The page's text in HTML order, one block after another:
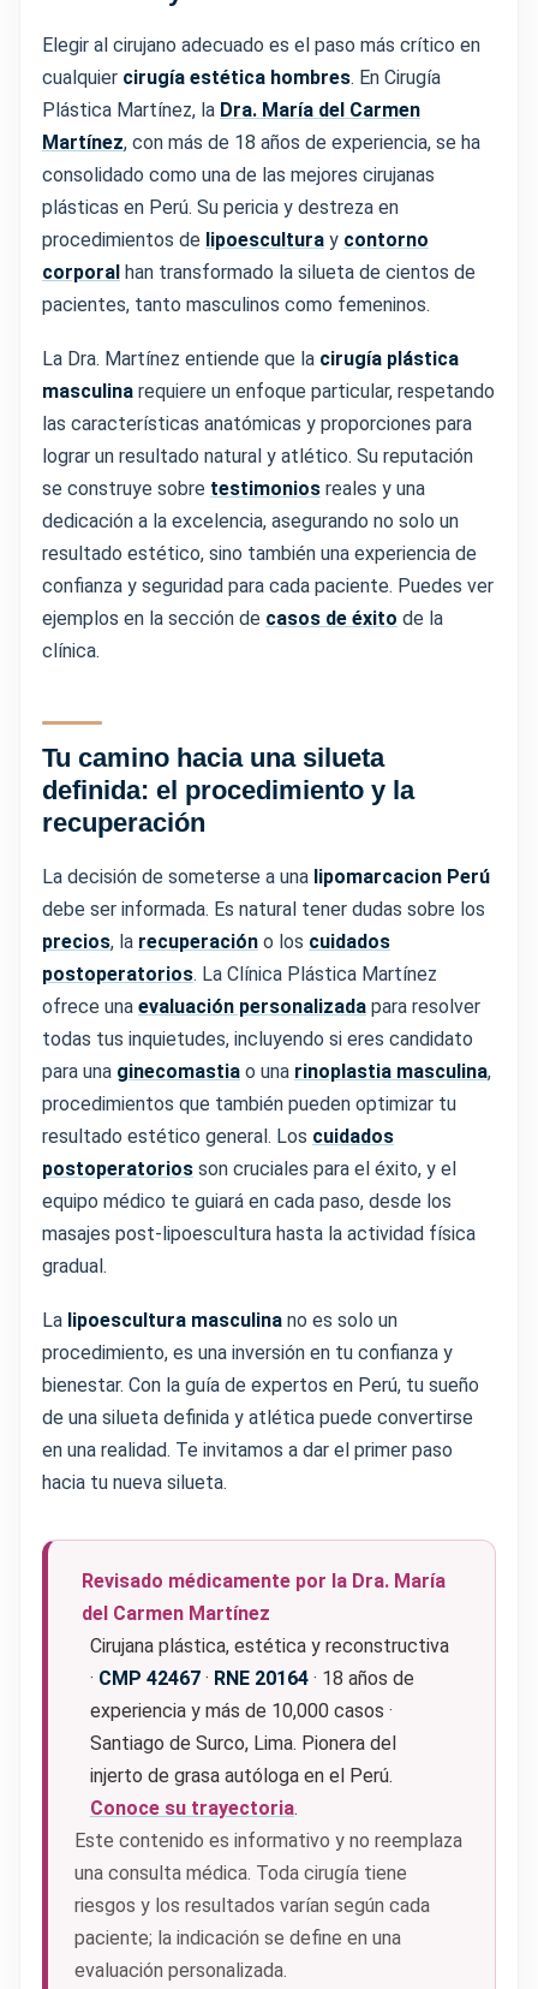
Elegir al cirujano adecuado es el paso más crítico en
cualquier cirugía estética hombres. En Cirugía
Plástica Martínez, la Dra. María del Carmen
Martínez, con más de 18 años de experiencia, se ha
consolidado como una de las mejores cirujanas
plásticas en Perú. Su pericia y destreza en
procedimientos de lipoescultura y contorno
corporal han transformado la silueta de cientos de
pacientes, tanto masculinos como femeninos.
La Dra. Martínez entiende que la cirugía plástica
masculina requiere un enfoque particular, respetando
las características anatómicas y proporciones para
lograr un resultado natural y atlético. Su reputación
se construye sobre testimonios reales y una
dedicación a la excelencia, asegurando no solo un
resultado estético, sino también una experiencia de
confianza y seguridad para cada paciente. Puedes ver
ejemplos en la sección de casos de éxito de la
clínica.
Tu camino hacia una silueta
definida: el procedimiento y la
recuperación
La decisión de someterse a una lipomarcacion Perú
debe ser informada. Es natural tener dudas sobre los
precios, la recuperación o los cuidados
postoperatorios. La Clínica Plástica Martínez
ofrece una evaluación personalizada para resolver
todas tus inquietudes, incluyendo si eres candidato
para una ginecomastia o una rinoplastia masculina,
procedimientos que también pueden optimizar tu
resultado estético general. Los cuidados
postoperatorios son cruciales para el éxito, y el
equipo médico te guiará en cada paso, desde los
masajes post-lipoescultura hasta la actividad física
gradual.
La lipoescultura masculina no es solo un
procedimiento, es una inversión en tu confianza y
bienestar. Con la guía de expertos en Perú, tu sueño
de una silueta definida y atlética puede convertirse
en una realidad. Te invitamos a dar el primer paso
hacia tu nueva silueta.
Revisado médicamente por la Dra. María
del Carmen Martínez
Cirujana plástica, estética y reconstructiva
· CMP 42467· RNE 20164· 18 años de
experiencia y más de 10,000 casos ·
Santiago de Surco, Lima. Pionera del
injerto de grasa autóloga en el Perú.
Conoce su trayectoria.
Este contenido es informativo y no reemplaza
una consulta médica. Toda cirugía tiene
riesgos y los resultados varían según cada
paciente; la indicación se define en una
evaluación personalizada.